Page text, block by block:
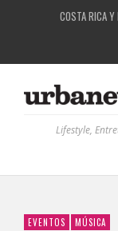
COSTA RICA
RUTAS NATURBANAS:
LA HISTORIA DETRÁS
RECORDANDO LA
Lifestyle,
EVENTOS MÚSICA